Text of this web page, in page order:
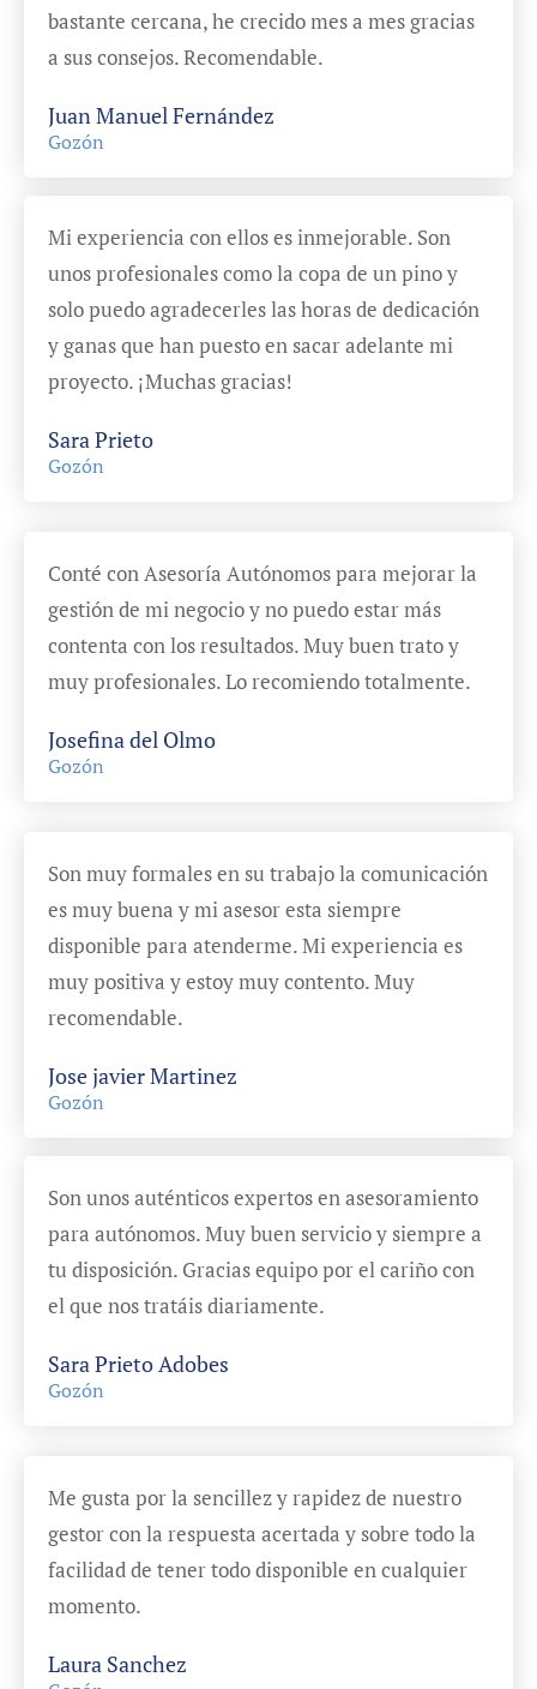
bastante cercana, he crecido mes a mes gracias
a sus consejos. Recomendable.
Juan Manuel Fernández
Gozón
Mi experiencia con ellos es inmejorable. Son
unos profesionales como la copa de un pino y
solo puedo agradecerles las horas de dedicación
y ganas que han puesto en sacar adelante mi
proyecto. ¡Muchas gracias!
Sara Prieto
Gozón
Conté con Asesoría Autónomos para mejorar la
gestión de mi negocio y no puedo estar más
contenta con los resultados. Muy buen trato y
muy profesionales. Lo recomiendo totalmente.
Josefina del Olmo
Gozón
Son muy formales en su trabajo la comunicación
es muy buena y mi asesor esta siempre
disponible para atenderme. Mi experiencia es
muy positiva y estoy muy contento. Muy
recomendable.
Jose javier Martinez
Gozón
Son unos auténticos expertos en asesoramiento
para autónomos. Muy buen servicio y siempre a
tu disposición. Gracias equipo por el cariño con
el que nos tratáis diariamente.
Sara Prieto Adobes
Gozón
Me gusta por la sencillez y rapidez de nuestro
gestor con la respuesta acertada y sobre todo la
facilidad de tener todo disponible en cualquier
momento.
Laura Sanchez